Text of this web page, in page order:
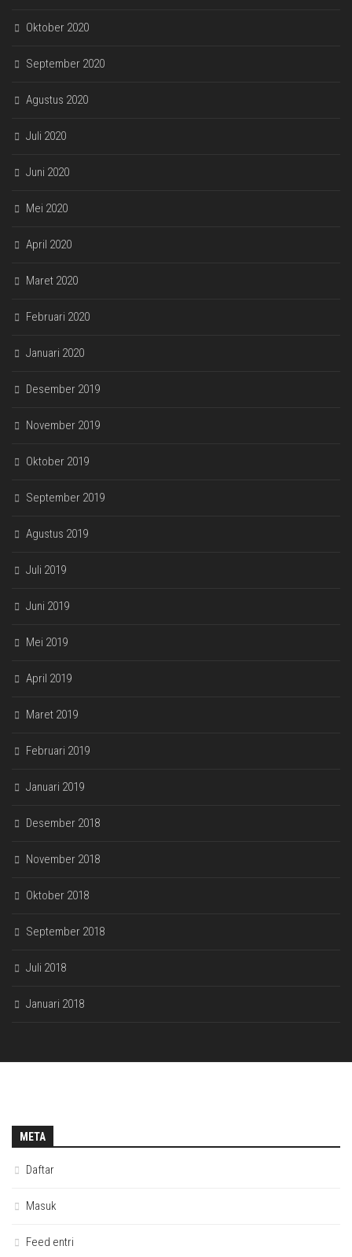
Oktober 2020
September 2020
Agustus 2020
Juli 2020
Juni 2020
Mei 2020
April 2020
Maret 2020
Februari 2020
Januari 2020
Desember 2019
November 2019
Oktober 2019
September 2019
Agustus 2019
Juli 2019
Juni 2019
Mei 2019
April 2019
Maret 2019
Februari 2019
Januari 2019
Desember 2018
November 2018
Oktober 2018
September 2018
Juli 2018
Januari 2018
META
Daftar
Masuk
Feed entri